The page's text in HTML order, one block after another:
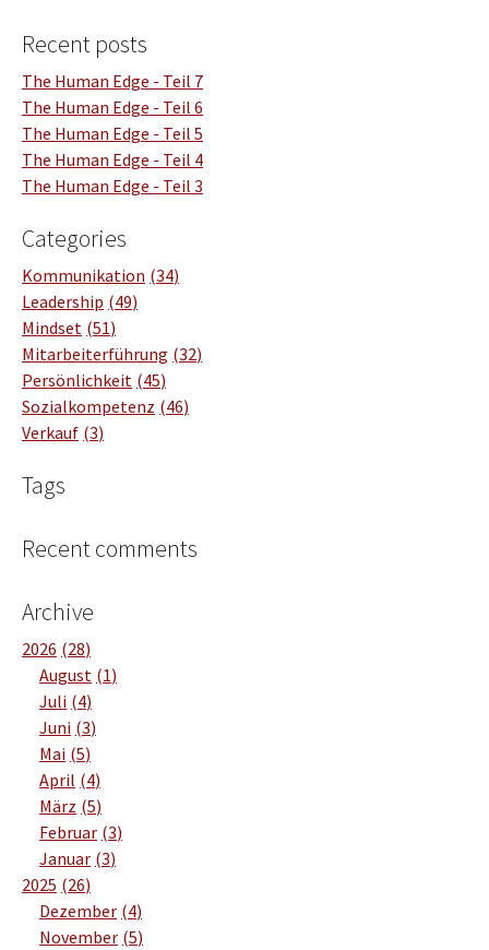
Recent posts
The Human Edge - Teil 7
The Human Edge - Teil 6
The Human Edge - Teil 5
The Human Edge - Teil 4
The Human Edge - Teil 3
Categories
Kommunikation 34
Leadership 49
Mindset 51
Mitarbeiterführung 32
Persönlichkeit 45
Sozialkompetenz 46
Verkauf 3
Tags
Recent comments
Archive
2026 28
August 1
Juli 4
Juni 3
Mai 5
April 4
März 5
Februar 3
Januar 3
2025 26
Dezember 4
November 5